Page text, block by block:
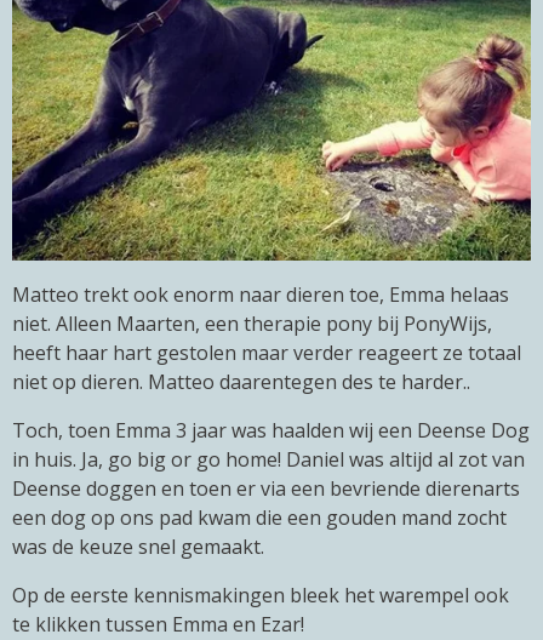
Matteo trekt ook enorm naar dieren toe, Emma helaas
niet. Alleen Maarten, een therapie pony bij PonyWijs,
heeft haar hart gestolen maar verder reageert ze totaal
niet op dieren. Matteo daarentegen des te harder..
Toch, toen Emma 3 jaar was haalden wij een Deense Dog
in huis. Ja, go big or go home! Daniel was altijd al zot van
Deense doggen en toen er via een bevriende dierenarts
een dog op ons pad kwam die een gouden mand zocht
was de keuze snel gemaakt.
Op de eerste kennismakingen bleek het warempel ook
te klikken tussen Emma en Ezar!